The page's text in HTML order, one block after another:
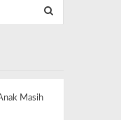
Masih